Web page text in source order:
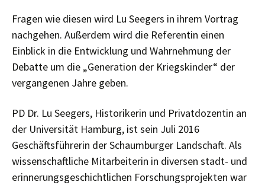
Fragen wie diesen wird Lu Seegers in ihrem Vortrag
nachgehen. Außerdem wird die Referentin einen
Einblick in die Entwicklung und Wahrnehmung der
Debatte um die „Generation der Kriegskinder“ der
vergangenen Jahre geben.
PD Dr. Lu Seegers, Historikerin und Privatdozentin an
der Universität Hamburg, ist sein Juli 2016
Geschäftsführerin der Schaumburger Landschaft. Als
wissenschaftliche Mitarbeiterin in diversen stadt- und
erinnerungsgeschichtlichen Forschungsprojekten war